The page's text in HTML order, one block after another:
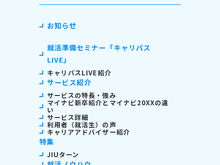
お知らせ
就活準備セミナー「キャリパス
LIVE」
キャリパスLIVE紹介
サービス紹介
サービスの特長・強み
マイナビ新卒紹介とマイナビ20XXの違
い
サービス詳細
利用者（就活生）の声
キャリアアドバイザー紹介
特集
JIUターン